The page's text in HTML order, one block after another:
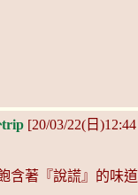
trip [20/03/22(日
含著『說謊』的味